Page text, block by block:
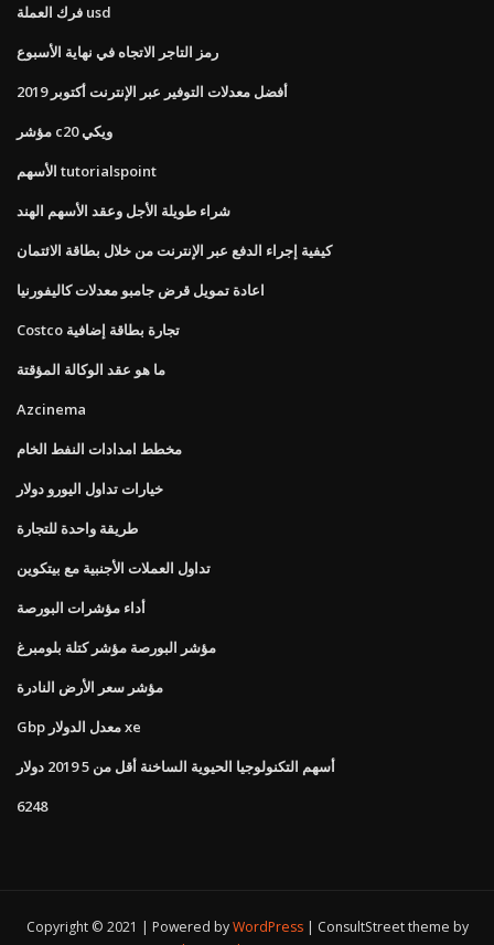
فرك العملة usd
رمز التاجر الاتجاه في نهاية الأسبوع
أفضل معدلات التوفير عبر الإنترنت أكتوبر 2019
مؤشر c20 ويكي
الأسهم tutorialspoint
شراء طويلة الأجل وعقد الأسهم الهند
كيفية إجراء الدفع عبر الإنترنت من خلال بطاقة الائتمان
اعادة تمويل قرض جامبو معدلات كاليفورنيا
Costco تجارة بطاقة إضافية
ما هو عقد الوكالة المؤقتة
Azcinema
مخطط امدادات النفط الخام
خيارات تداول اليورو دولار
طريقة واحدة للتجارة
تداول العملات الأجنبية مع بيتكوين
أداء مؤشرات البورصة
مؤشر البورصة مؤشر كتلة بلومبرغ
مؤشر سعر الأرض النادرة
Gbp معدل الدولار xe
أسهم التكنولوجيا الحيوية الساخنة أقل من 5 2019 دولار
6248
Copyright © 2021 | Powered byWordPress
ConsultStreet theme by